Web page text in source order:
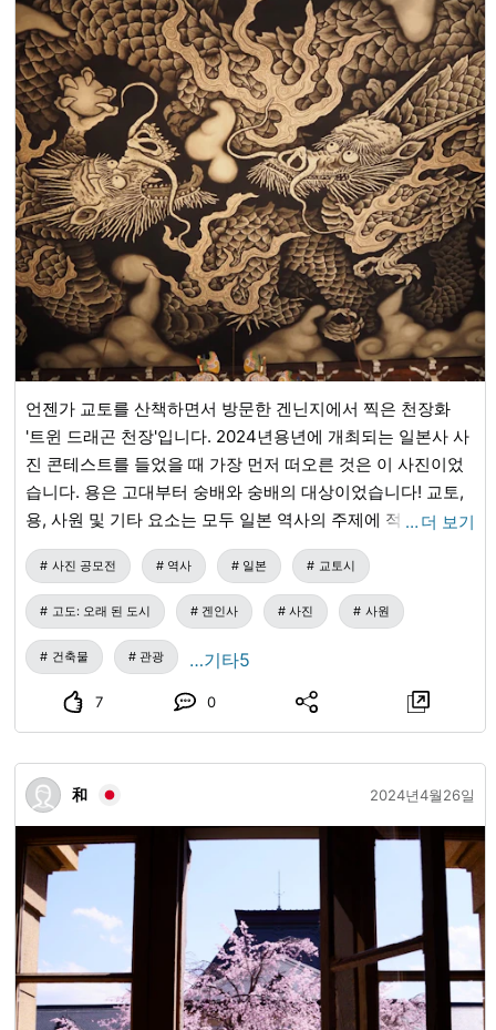
언젠가 교토를 산책하면서 방문한 겐닌지에서 찍은 천장화
'트윈 드래곤 천장'입니다. 2024년용년에 개최되는 일본사 사
진 콘테스트를 들었을 때 가장 먼저 떠오른 것은 이 사진이었
습니다. 용은 고대부터 숭배와 숭배의 대상이었습니다! 교토,
용, 사원 및 기타 요소는 모두 일본 역사의 주제에 적합하기 때
문에 게시하기로 결정했습니다.
… 더 보기
사진 공모전 역사 일본 교토시
고도: 오래 된 도시 겐인사 사진 사원
건축물 관광 …기타5
7 0
和 2024년4월26일